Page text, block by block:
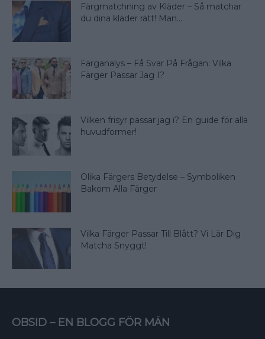
Färgmatchning av Kläder – Så matchar
du dina kläder rätt! Man...
Färganalys – Få Svar På Frågan: Vilka
Färger Passar Jag I?
Vilken frisyr passar jag i? En guide för alla
huvudformer!
Olika Färgers Betydelse – Symboliken
Bakom Alla Färger
Vilka Färger Passar Till Blått? Vi Lär Dig
Matcha Snyggt!
OBSID – EN BLOGG FÖR MÄN